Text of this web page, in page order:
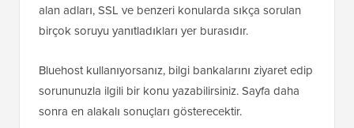
alan adları, SSL ve benzeri konularda sıkça sorulan
birçok soruyu yanıtladıkları yer burasıdır.
Bluehost kullanıyorsanız, bilgi bankalarını ziyaret edip
sorununuzla ilgili bir konu yazabilirsiniz. Sayfa daha
sonra en alakalı sonuçları gösterecektir.